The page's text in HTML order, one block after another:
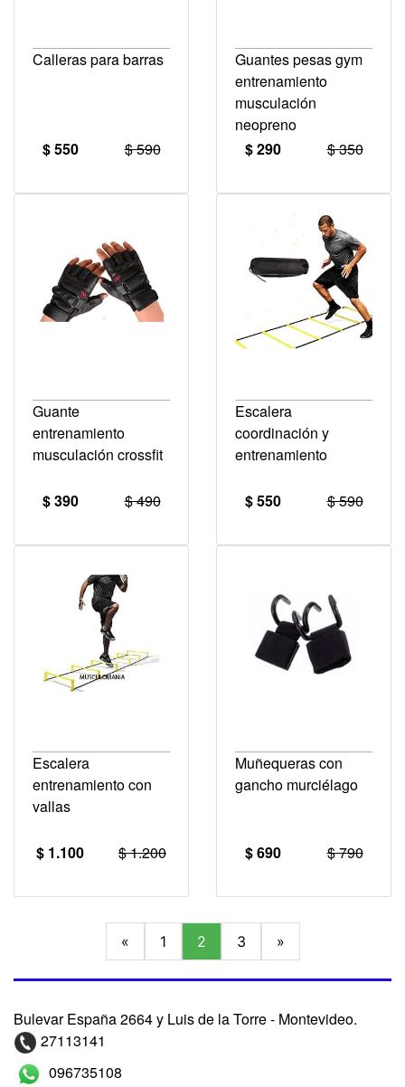
Calleras para barras
$ 550 $ 590
Guantes pesas gym
entrenamiento
musculación
neopreno
$ 290
$ 350
Guante
entrenamiento
musculación crossfit
$ 390 $ 490
Escalera
coordinación y
entrenamiento
$ 550 $ 590
Escalera
entrenamiento con
vallas
$ 1.100 $ 1.200
Muñequeras con
gancho murciélago
$ 690 $ 790
« 1 2 3 »
Bulevar España 2664 y Luis de la Torre - Montevideo.
27113141
096735108